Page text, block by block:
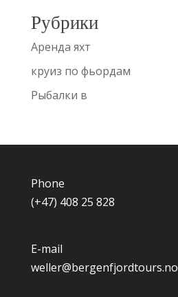
Рубрики
Аренда яхт
круиз по фьордам
Рыбалки в
Phone
(+47) 408 25 828
E-mail
weller@bergenfjordtours.no